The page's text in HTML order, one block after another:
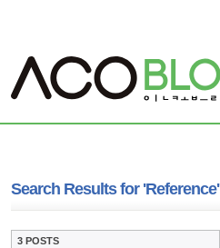
Search Results for 'Reference'
3 POSTS